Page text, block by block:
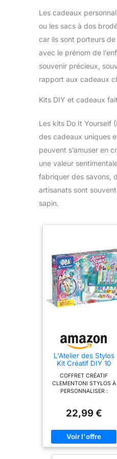
Les cadeaux
ou les sacs à dos
car ils sont porteurs
avec le prénom de
souvenir précieux,
rapport aux cadeaux
Kits DIY et cadeaux
Les kits Do It Yourself
des cadeaux uniques
peuvent s’amuser en
une valeur
fabriquer des savons,
artisanats sont
sapin.
L'Atelier des Stylos
Kit Créatif DIY 10
Stylos à
Personnaliser Dès 6
Ans
COFFRET CRÉATIF
CLEMENTONI STYLOS À
PERSONNALISER :
éléments ludiques comme
pompons et figurines
(licorne, chat, panda),
pour une activité
22,99 €